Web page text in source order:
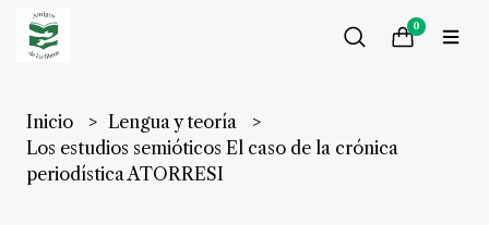
0
Inicio
Lengua y teoría
Los estudios semióticos El caso de la crónica
periodística ATORRESI